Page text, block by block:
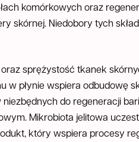
komórkowych oraz
skórnej. Niedobory tych
sprężystość tkanek
w płynie wspiera odbudowę
do regeneracji
Mikrobiota jelitowa
który wspiera procesy